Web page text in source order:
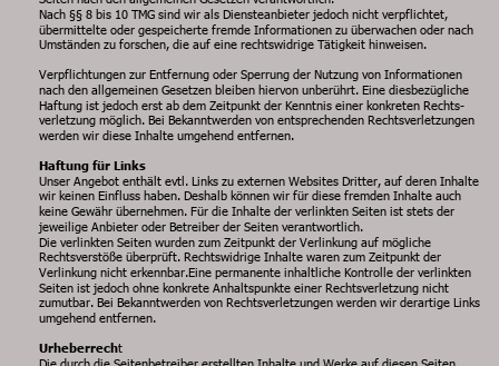
Nach §§ 8 bis 10 TMG sind wir als Diensteanbieter jedoch nicht verpflichtet,
übermittelte oder gespeicherte fremde Informationen zu überwachen oder nach
Umständen zu forschen, die auf eine rechtswidrige Tätigkeit hinweisen.
Verpflichtungen zur Entfernung oder Sperrung der Nutzung von Informationen
nach den allgemeinen Gesetzen bleiben hiervon unberührt. Eine diesbezügliche
Haftung ist jedoch erst ab dem Zeitpunkt der Kenntnis einer konkreten Rechts-
verletzung möglich. Bei Bekanntwerden von entsprechenden Rechtsverletzungen
werden wir diese Inhalte umgehend entfernen.
Haftung für Links
Unser Angebot enthält evtl. Links zu externen Websites Dritter, auf deren Inhalte
wir keinen Einfluss haben. Deshalb können wir für diese fremden Inhalte auch
keine Gewähr übernehmen. Für die Inhalte der verlinkten Seiten ist stets der
jeweilige Anbieter oder Betreiber der Seiten verantwortlich.
Die verlinkten Seiten wurden zum Zeitpunkt der Verlinkung auf mögliche
Rechtsverstöße überprüft. Rechtswidrige Inhalte waren zum Zeitpunkt der
Verlinkung nicht erkennbar.Eine permanente inhaltliche Kontrolle der verlinkten
Seiten ist jedoch ohne konkrete Anhaltspunkte einer Rechtsverletzung nicht
zumutbar. Bei Bekanntwerden von Rechtsverletzungen werden wir derartige Links
umgehend entfernen.
Urheberrecht
Die durch die Seitenbetreiber erstellten Inhalte und Werke auf diesen Seiten